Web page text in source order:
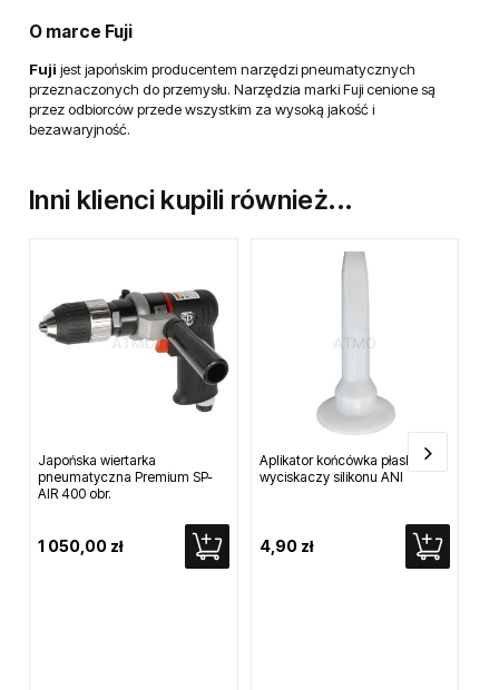
O marce Fuji
Fuji jest japońskim producentem narzędzi pneumatycznych
przeznaczonych do przemysłu. Narzędzia marki Fuji cenione są
przez odbiorców przede wszystkim za wysoką jakość i
bezawaryjność.
Inni klienci kupili również...
Japońska wiertarka
pneumatyczna Premium SP-
AIR 400 obr.
1 050,00 zł
Aplikator końcówka płaska do
wyciskaczy silikonu ANI
4,90 zł